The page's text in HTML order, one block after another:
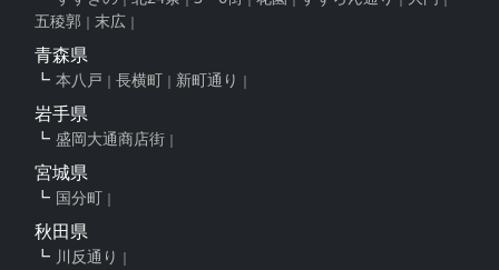
五稜郭
末広
青森県
本八戸 長横町 新町通り
岩手県
盛岡大通商店街
宮城県
国分町
秋田県
川反通り